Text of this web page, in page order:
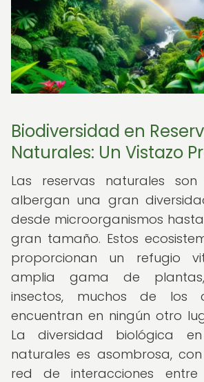
Biodiversidad en
Naturales: Un Vistazo
Las reservas naturales
albergan una gran
desde microorganismos
gran tamaño. Estos
proporcionan un refugio
amplia gama de
insectos, muchos de los
encuentran en ningún otro
La diversidad biológica
naturales es asombrosa,
red de interacciones entre